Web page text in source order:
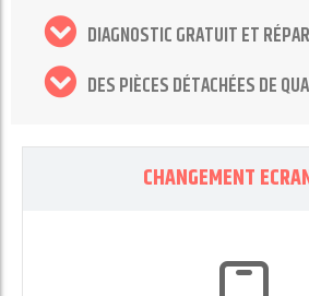
DIAGNOSTIC GRATUIT ET
DES PIÈCES DÉTACHÉES DE
CHANGEMENT